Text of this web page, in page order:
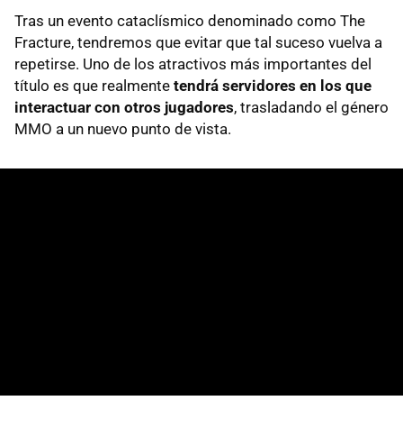
Tras un evento cataclísmico denominado como The
Fracture, tendremos que evitar que tal suceso vuelva a
repetirse. Uno de los atractivos más importantes del
título es que realmente tendrá servidores en los que
interactuar con otros jugadores, trasladando el género
MMO a un nuevo punto de vista.